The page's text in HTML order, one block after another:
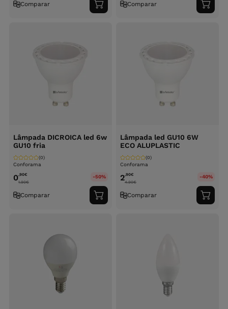
Comparar
Adicionar
ao
Comparar
ao
Lâmpada DICROICA led 6w
GU10 fria
Conforama
(0)
0,90€
1.90€
-50%
Comparar
Adicionar
ao
Lâmpada led GU10 6W
ECO ALUPLASTIC
Conforama
(0)
2,90€
4.90€
-40%
Comparar
ao